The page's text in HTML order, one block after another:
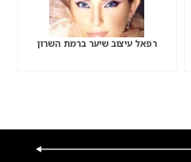
רפאל עיצוב שיער ברמת השרון